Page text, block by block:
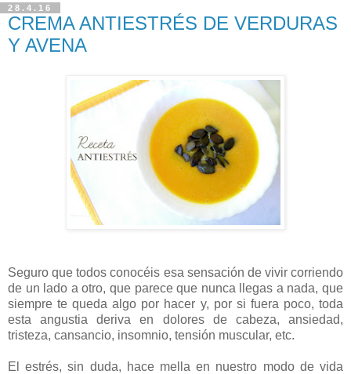
28.4.16
CREMA ANTIESTRÉS DE VERDURAS
Y AVENA
Seguro que todos conocéis esa sensación de vivir corriendo
de un lado a otro, que parece que nunca llegas a nada, que
siempre te queda algo por hacer y, por si fuera poco, toda
esta angustia deriva en dolores de cabeza, ansiedad,
tristeza, cansancio, insomnio, tensión muscular, etc.
El estrés, sin duda, hace mella en nuestro modo de vida